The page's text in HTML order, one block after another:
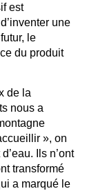
est
une
le
du produit
de la
nous a
», on
Ils n’ont
transformé
a marqué le